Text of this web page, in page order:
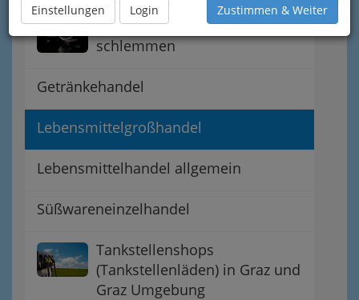
Einstellungen Login Zustimmen & Weiter
Feinkost - einmal so richtig
schlemmen
Getränkehandel
Lebensmittelgroßhandel
Lebensmittelhandel allgemein
Süßwareneinzelhandel
Tankstellenshops
(Tankstellenläden) in Graz und
Graz Umgebung